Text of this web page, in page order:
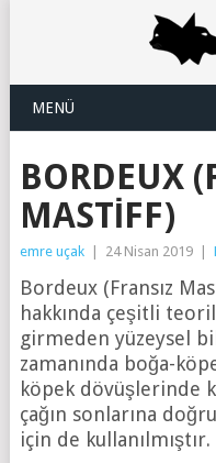
MENÜ
BORDEUX
MASTIFF)
emre uçak 24 Nisan 2019
Bordeux (Fransız
hakkında çeşitli
girmeden yüzeysel
zamanında boğa-
köpek dövüşlerinde
çağın sonlarına
için de kullanılmıştır.